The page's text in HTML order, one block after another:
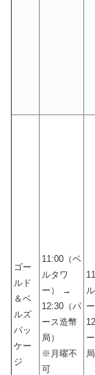
ゴー
ルド
＆ベ
ルズ
パッ
ケー
ジ
11:00（ベ
ルタワ
ー） →
12:30（パ
ース造幣
局）
※月曜不
可
局